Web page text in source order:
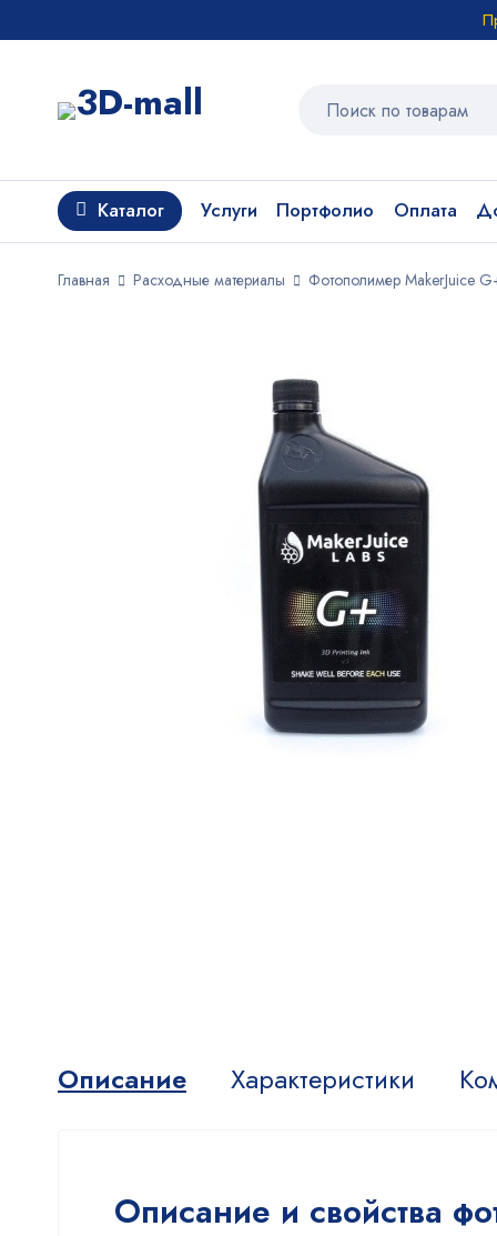
Каталог Услуги Портфолио Оплата
Главная Расходные материалы Фотополимер MakerJuice
Описание Характеристики
Описание и свойства